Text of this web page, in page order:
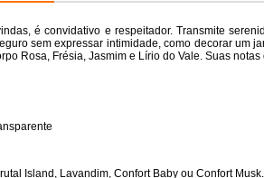
é convidativo e respeitador. Transmite
sem expressar intimidade, como decorar um
Rosa, Frésia, Jasmim e Lírio do Vale. Suas
Island, Lavandim, Confort Baby ou Confort Musk.